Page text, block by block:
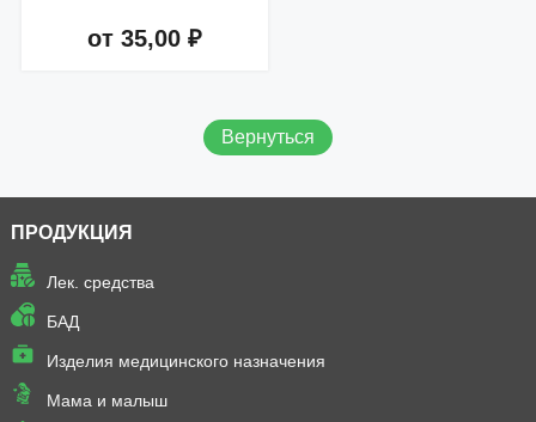
от 35,00 ₽
Вернуться
ПРОДУКЦИЯ
Лек. средства
БАД
Изделия медицинского назначения
Мама и малыш